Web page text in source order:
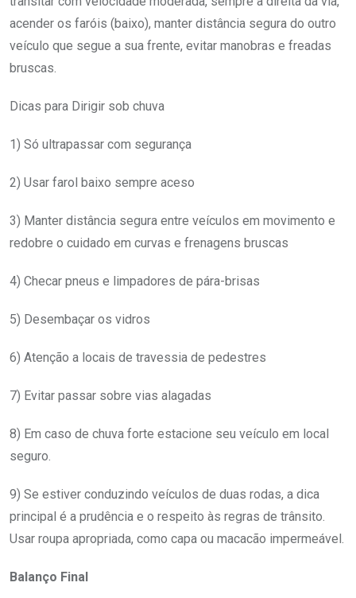
acender os faróis (baixo), manter distância segura do outro
veículo que segue a sua frente, evitar manobras e freadas
bruscas.
Dicas para Dirigir sob chuva
1) Só ultrapassar com segurança
2) Usar farol baixo sempre aceso
3) Manter distância segura entre veículos em movimento e
redobre o cuidado em curvas e frenagens bruscas
4) Checar pneus e limpadores de pára-brisas
5) Desembaçar os vidros
6) Atenção a locais de travessia de pedestres
7) Evitar passar sobre vias alagadas
8) Em caso de chuva forte estacione seu veículo em local
seguro.
9) Se estiver conduzindo veículos de duas rodas, a dica
principal é a prudência e o respeito às regras de trânsito.
Usar roupa apropriada, como capa ou macacão impermeável.
Balanço Final